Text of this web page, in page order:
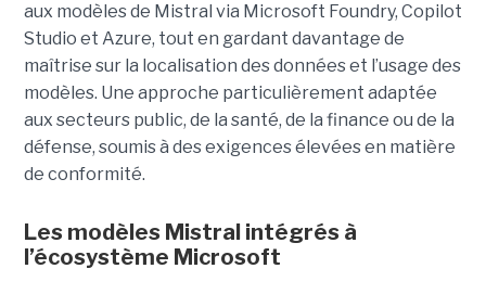
aux modèles de Mistral via Microsoft Foundry, Copilot
Studio et Azure, tout en gardant davantage de
maîtrise sur la localisation des données et l’usage des
modèles. Une approche particulièrement adaptée
aux secteurs public, de la santé, de la finance ou de la
défense, soumis à des exigences élevées en matière
de conformité.
Les modèles Mistral intégrés à
l’écosystème Microsoft